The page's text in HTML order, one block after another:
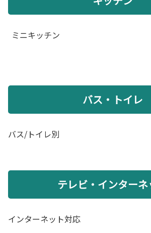
ミニキッチン
バス・トイレ
バス/トイレ別
テレビ・インターネ
インターネット対応